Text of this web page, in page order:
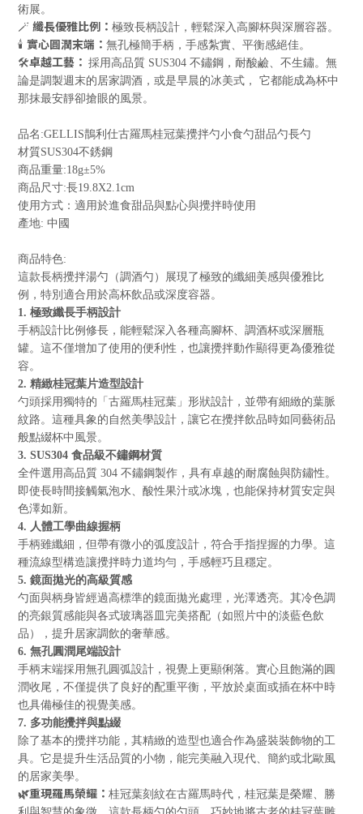
術展。
🪄 纖長優雅比例： 極致長柄設計，輕鬆深入高腳杯與深層容器。
🕯️ 實心圓潤末端： 無孔極簡手柄，手感紮實、平衡感絕佳。
🛠️卓越工藝： 採用高品質 SUS304 不鏽鋼，耐酸鹼、不生鏽。無
論是調製週末的居家調酒，或是早晨的冰美式， 它都能成為杯中
那抹最安靜卻搶眼的風景。
品名 :GELLIS鵲利仕古羅馬桂冠葉攪拌勺小食勺甜品勺長勺
材質SUS304不銹鋼
商品重量:18g±5%
商品尺寸:長19.8X2.1cm
使用方式：適用於進食甜品與點心與攪拌時使用
產地: 中國
商品特色:
這款長柄攪拌湯勺（調酒勺）展現了極致的纖細美感與優雅比
例，特別適合用於高杯飲品或深度容器。
1. 極致纖長手柄設計
手柄設計比例修長，能輕鬆深入各種高腳杯、調酒杯或深層瓶
罐。這不僅增加了使用的便利性，也讓攪拌動作顯得更為優雅從
容。
2. 精緻桂冠葉片造型設計
勺頭採用獨特的「古羅馬桂冠葉」形狀設計，並帶有細緻的葉脈
紋路。這種具象的自然美學設計，讓它在攪拌飲品時如同藝術品
般點綴杯中風景。
3. SUS304 食品級不鏽鋼材質
全件選用高品質 304 不鏽鋼製作，具有卓越的耐腐蝕與防鏽性。
即使長時間接觸氣泡水、酸性果汁或冰塊，也能保持材質安定與
色澤如新。
4. 人體工學曲線握柄
手柄雖纖細，但帶有微小的弧度設計，符合手指捏握的力學。這
種流線型構造讓攪拌時力道均勻，手感輕巧且穩定。
5. 鏡面拋光的高級質感
勺面與柄身皆經過高標準的鏡面拋光處理，光澤透亮。其冷色調
的亮銀質感能與各式玻璃器皿完美搭配（如照片中的淡藍色飲
品），提升居家調飲的奢華感。
6. 無孔圓潤尾端設計
手柄末端採用無孔圓弧設計，視覺上更顯俐落。實心且飽滿的圓
潤收尾，不僅提供了良好的配重平衡，平放於桌面或插在杯中時
也具備極佳的視覺美感。
7. 多功能攪拌與點綴
除了基本的攪拌功能，其精緻的造型也適合作為盛裝裝飾物的工
具。它是提升生活品質的小物，能完美融入現代、簡約或北歐風
的居家美學。
🌿重現羅馬榮耀： 桂冠葉刻紋在古羅馬時代，桂冠葉是榮耀、勝